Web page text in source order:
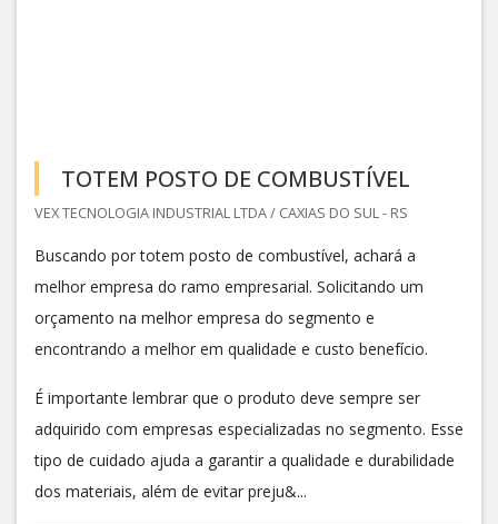
TOTEM POSTO DE COMBUSTÍVEL
VEX TECNOLOGIA INDUSTRIAL LTDA / CAXIAS DO SUL - RS
Buscando por totem posto de combustível, achará a
melhor empresa do ramo empresarial. Solicitando um
orçamento na melhor empresa do segmento e
encontrando a melhor em qualidade e custo benefício.
É importante lembrar que o produto deve sempre ser
adquirido com empresas especializadas no segmento. Esse
tipo de cuidado ajuda a garantir a qualidade e durabilidade
dos materiais, além de evitar preju&...